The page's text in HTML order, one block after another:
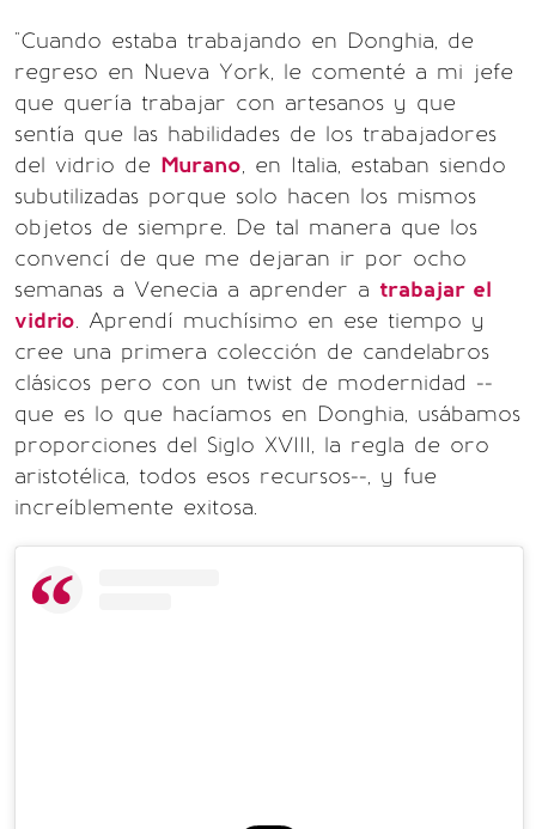
"Cuando estaba trabajando en Donghia, de
regreso en Nueva York, le comenté a mi jefe
que quería trabajar con artesanos y que
sentía que las habilidades de los trabajadores
del vidrio de Murano, en Italia, estaban siendo
subutilizadas porque solo hacen los mismos
objetos de siempre. De tal manera que los
convencí de que me dejaran ir por ocho
semanas a Venecia a aprender a trabajar el
vidrio. Aprendí muchísimo en ese tiempo y
cree una primera colección de candelabros
clásicos pero con un twist de modernidad --
que es lo que hacíamos en Donghia, usábamos
proporciones del Siglo XVIII, la regla de oro
aristotélica, todos esos recursos--, y fue
increíblemente exitosa.